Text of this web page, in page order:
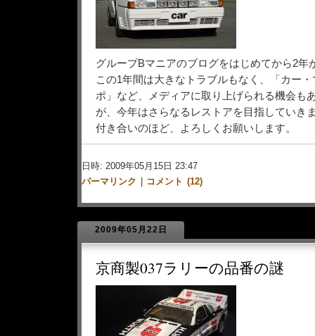
グループBマニアのブログをはじめてから2年
この1年間は大きなトラブルもなく、「カー
ポ」など、メディアに取り上げられる機会も
が、今年はさらなるレストアを目指していき
付き合いのほど、よろしくお願いします。
日時: 2009年05月15日 23:47
パーマリンク
コメント (12)
2009年05月22日
京商製037ラリーの品番の謎